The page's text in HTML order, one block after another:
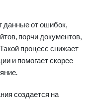
от ошибок,
порчи документов,
процесс снижает
и помогает скорее
создается на